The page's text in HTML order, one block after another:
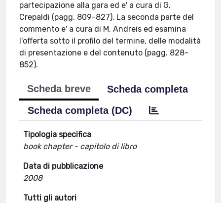
partecipazione alla gara ed e' a cura di G.
Crepaldi (pagg. 809-827). La seconda parte del
commento e' a cura di M. Andreis ed esamina
l'offerta sotto il profilo del termine, delle modalità
di presentazione e del contenuto (pagg. 828-
852).
Scheda breve
Scheda completa
Scheda completa (DC)
Tipologia specifica
book chapter - capitolo di libro
Data di pubblicazione
2008
Tutti gli autori